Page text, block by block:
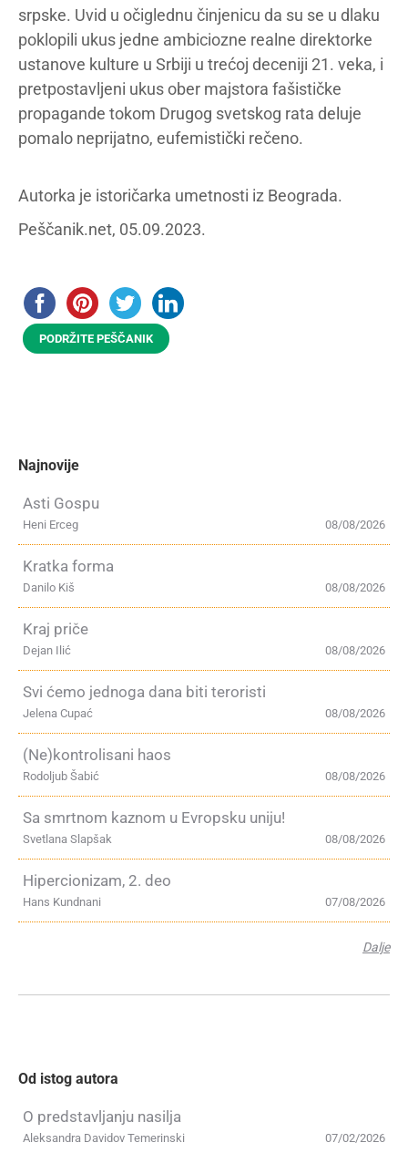
srpske. Uvid u očiglednu činjenicu da su se u dlaku
poklopili ukus jedne ambiciozne realne direktorke
ustanove kulture u Srbiji u trećoj deceniji 21. veka, i
pretpostavljeni ukus ober majstora fašističke
propagande tokom Drugog svetskog rata deluje
pomalo neprijatno, eufemistički rečeno.
Autorka je istoričarka umetnosti iz Beograda.
Peščanik.net, 05.09.2023.
PODRŽITE PEŠČANIK
Najnovije
Asti Gospu
08/08/2026
Heni Erceg
Kratka forma
08/08/2026
Danilo Kiš
Kraj priče
08/08/2026
Dejan Ilić
Svi ćemo jednoga dana biti teroristi
08/08/2026
Jelena Cupać
(Ne)kontrolisani haos
08/08/2026
Rodoljub Šabić
Sa smrtnom kaznom u Evropsku uniju!
08/08/2026
Svetlana Slapšak
Hipercionizam, 2. deo
07/08/2026
Hans Kundnani
Dalje
Od istog autora
O predstavljanju nasilja
07/02/2026
Aleksandra Davidov Temerinski